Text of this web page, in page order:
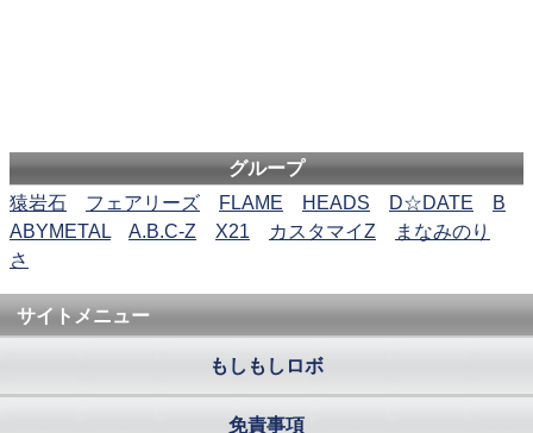
グループ
猿岩石
フェアリーズ FLAME HEADS D☆DATE
B
ABYMETAL
A.B.C-Z X21 カスタマイZ
まなみのり
さ
サイトメニュー
もしもしロボ
免責事項